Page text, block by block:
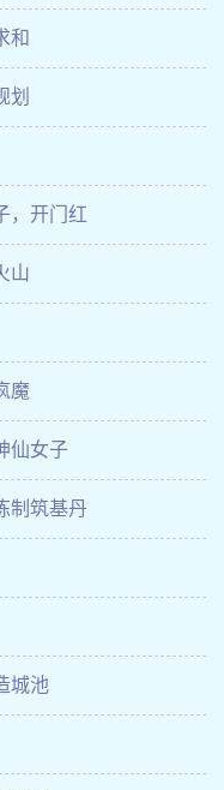
和
划
，开门红
山
魔
仙女子
制筑基丹
城池